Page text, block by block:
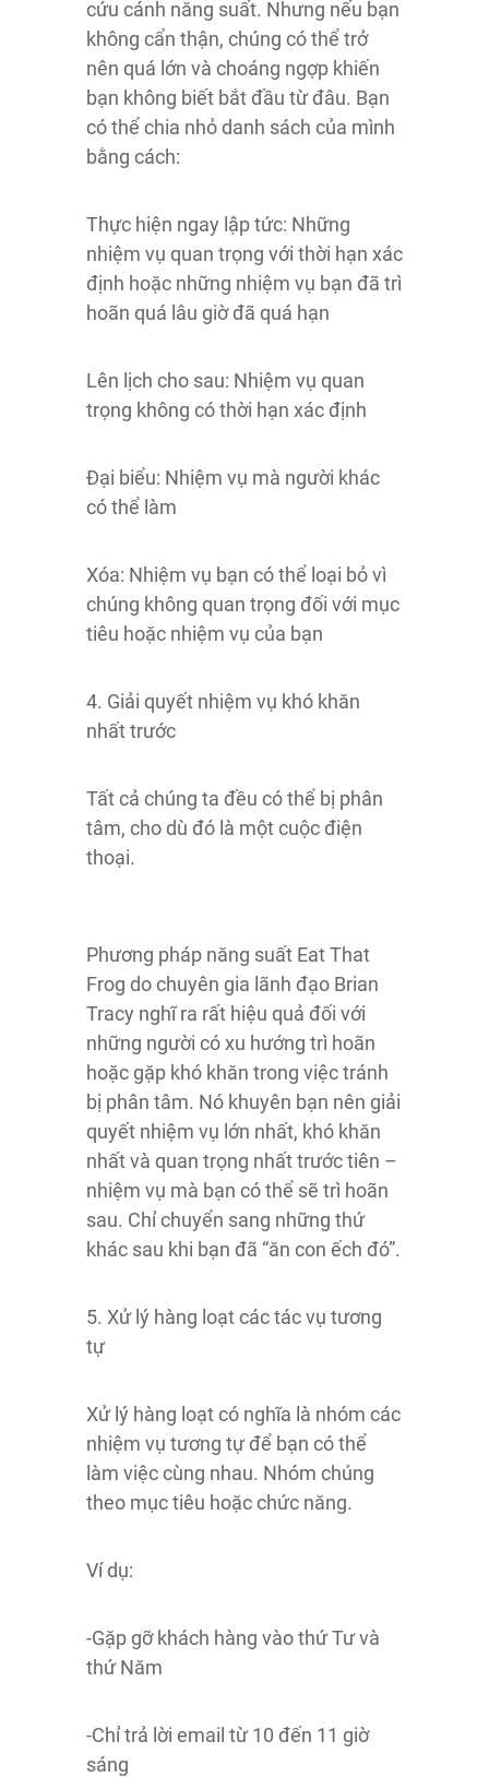
cứu cánh năng suất. Nhưng nếu bạn
không cẩn thận, chúng có thể trở
nên quá lớn và choáng ngợp khiến
bạn không biết bắt đầu từ đâu. Bạn
có thể chia nhỏ danh sách của mình
bằng cách:
Thực hiện ngay lập tức: Những
nhiệm vụ quan trọng với thời hạn xác
định hoặc những nhiệm vụ bạn đã trì
hoãn quá lâu giờ đã quá hạn
Lên lịch cho sau: Nhiệm vụ quan
trọng không có thời hạn xác định
Đại biểu: Nhiệm vụ mà người khác
có thể làm
Xóa: Nhiệm vụ bạn có thể loại bỏ vì
chúng không quan trọng đối với mục
tiêu hoặc nhiệm vụ của bạn
4. Giải quyết nhiệm vụ khó khăn
nhất trước
Tất cả chúng ta đều có thể bị phân
tâm, cho dù đó là một cuộc điện
thoại.
Phương pháp năng suất Eat That
Frog do chuyên gia lãnh đạo Brian
Tracy nghĩ ra rất hiệu quả đối với
những người có xu hướng trì hoãn
hoặc gặp khó khăn trong việc tránh
bị phân tâm. Nó khuyên bạn nên giải
quyết nhiệm vụ lớn nhất, khó khăn
nhất và quan trọng nhất trước tiên –
nhiệm vụ mà bạn có thể sẽ trì hoãn
sau. Chỉ chuyển sang những thứ
khác sau khi bạn đã “ăn con ếch đó”.
5. Xử lý hàng loạt các tác vụ tương
tự
Xử lý hàng loạt có nghĩa là nhóm các
nhiệm vụ tương tự để bạn có thể
làm việc cùng nhau. Nhóm chúng
theo mục tiêu hoặc chức năng.
Ví dụ:
-Gặp gỡ khách hàng vào thứ Tư và
thứ Năm
-Chỉ trả lời email từ 10 đến 11 giờ
sáng